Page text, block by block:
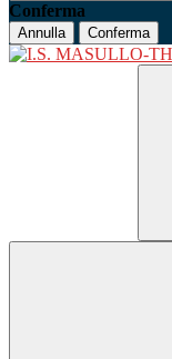
Conferma
Annulla Conferma